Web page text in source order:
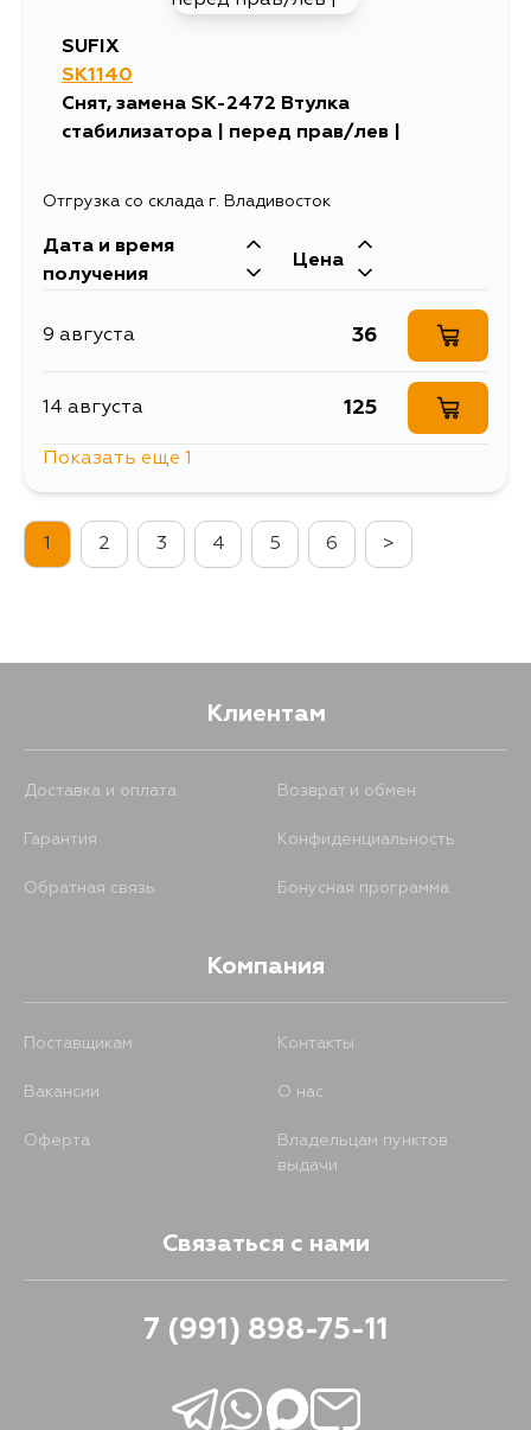
SUFIX
SK1140
Снят, замена SK-2472 Втулка
стабилизатора | перед прав/лев |
Отгрузка со склада г. Владивосток
Дата и время
получения
Цена
9 августа 36
14 августа 125
Показать еще 1
1 2 3 4 5 6 >
Клиентам
Доставка и оплата Возврат и обмен
Гарантия Конфиденциальность
Обратная связь Бонусная программа
Компания
Поставщикам Контакты
Вакансии О нас
Оферта
Владельцам пунктов
выдачи
Связаться с нами
7 (991) 898-75-11